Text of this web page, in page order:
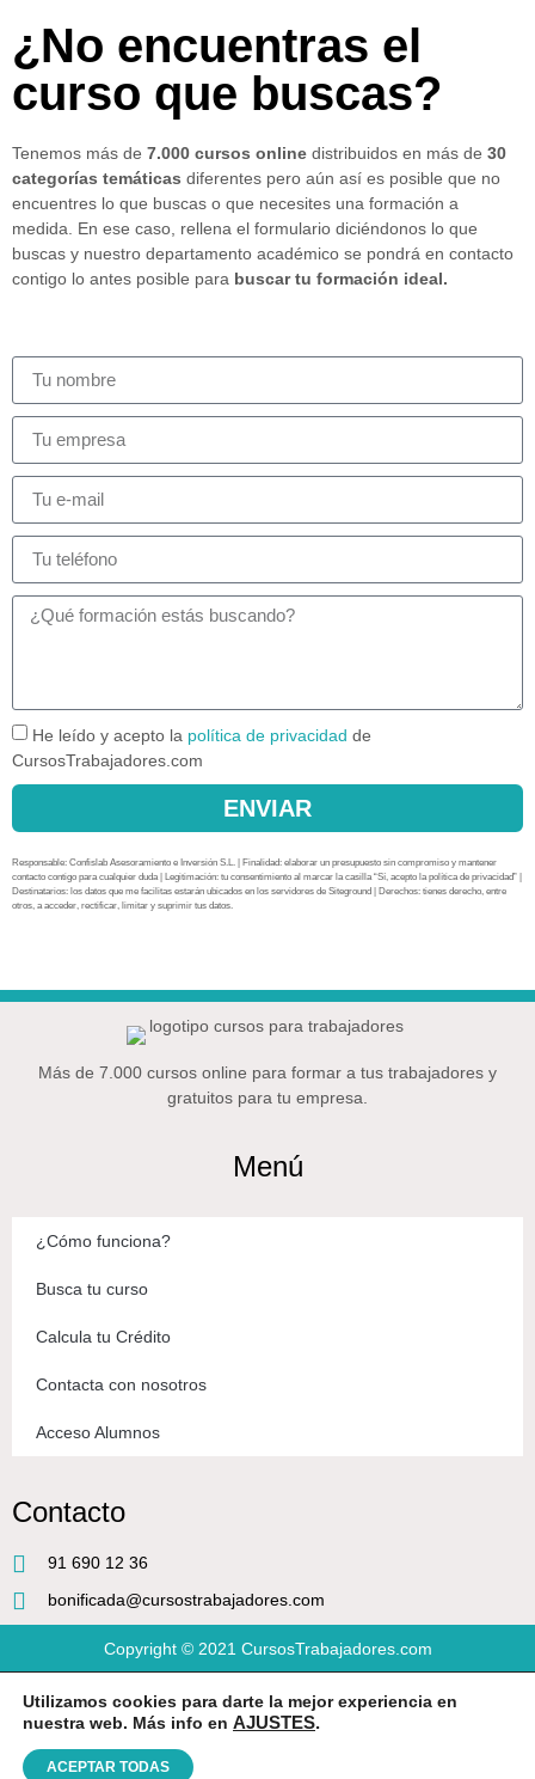
¿No encuentras el
curso que buscas?
Tenemos más de 7.000 cursos online distribuidos en más de 30
categorías temáticas diferentes pero aún así es posible que no
encuentres lo que buscas o que necesites una formación a
medida. En ese caso, rellena el formulario diciéndonos lo que
buscas y nuestro departamento académico se pondrá en contacto
contigo lo antes posible para buscar tu formación ideal.
He leído y acepto la política de privacidad de
CursosTrabajadores.com
ENVIAR
Responsable: Confislab Asesoramiento e Inversión S.L. | Finalidad: elaborar un presupuesto sin compromiso y mantener
contacto contigo para cualquier duda | Legitimación: tu consentimiento al marcar la casilla “Sí, acepto la política de privacidad” |
Destinatarios: los datos que me facilitas estarán ubicados en los servidores de Siteground | Derechos: tienes derecho, entre
otros, a acceder, rectificar, limitar y suprimir tus datos.
Más de 7.000 cursos online para formar a tus trabajadores y
gratuitos para tu empresa.
Menú
¿Cómo funciona?
Busca tu curso
Calcula tu Crédito
Contacta con nosotros
Acceso Alumnos
Contacto
91 690 12 36
bonificada@cursostrabajadores.com
Copyright © 2021 CursosTrabajadores.com
Aviso Legal |Política de Privacidad| Condiciones de compra
Utilizamos cookies para darte la mejor experiencia en
nuestra web. Más info en AJUSTES.
ACEPTAR TODAS